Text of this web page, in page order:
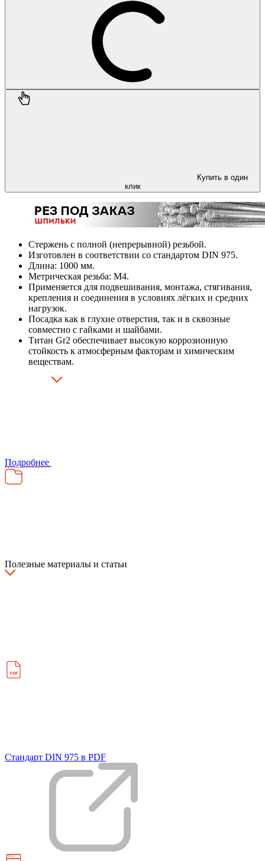
Купить в один
клик
Стержень с полной (непрерывной) резьбой.
Изготовлен в соответствии со стандартом DIN 975.
Длина: 1000 мм.
Метрическая резьба: М4.
Применяется для подвешивания, монтажа, стягивания,
крепления и соединения в условиях лёгких и средних
нагрузок.
Посадка как в глухие отверстия, так и в сквозные
совместно с гайками и шайбами.
Титан Gr2 обеспечивает высокую коррозионную
стойкость к атмосферным факторам и химическим
веществам.
Подробнее
Полезные материалы и статьи
Стандарт DIN 975 в PDF